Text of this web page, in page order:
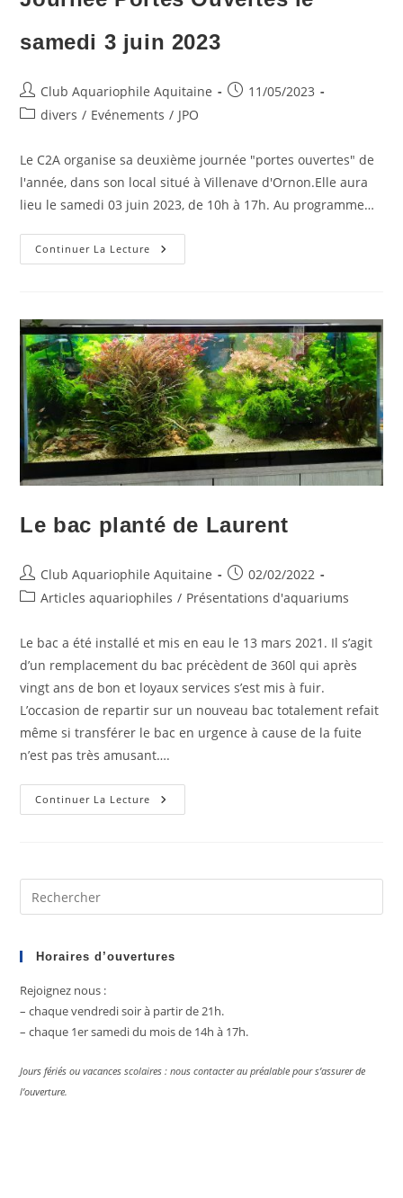
samedi 3 juin 2023
Auteur/autrice
de
Club Aquariophile Aquitaine
Publication
11/05/2023
Postdivers / Evénements / JPO
Le C2A organise sa deuxième journée "portes ouvertes" de
l'année, dans son local situé à Villenave d'Ornon.Elle aura
lieu le samedi 03 juin 2023, de 10h à 17h. Au programme…
Continuer La Lecture Journée
Portes
Juin
2023
Le bac planté de Laurent
Auteur/autrice
de
Club Aquariophile Aquitaine
Publication
publiée :
02/02/2022
PostArticles aquariophiles / Présentations d'aquariums
Le bac a été installé et mis en eau le 13 mars 2021. Il s’agit
d’un remplacement du bac précèdent de 360l qui après
vingt ans de bon et loyaux services s’est mis à fuir.
L’occasion de repartir sur un nouveau bac totalement refait
même si transférer le bac en urgence à cause de la fuite
n’est pas très amusant….
Continuer La Lecture Le
Bac
Horaires d’ouvertures
Rejoignez nous :
– chaque vendredi soir à partir de 21h.
– chaque 1er samedi du mois de 14h à 17h.
Jours fériés ou vacances scolaires : nous contacter au préalable pour s’assurer de
l’ouverture.